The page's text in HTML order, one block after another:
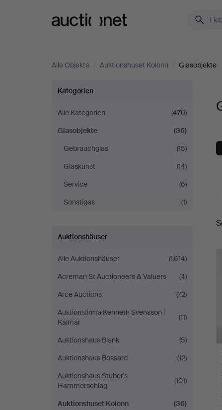
Alle Objekte / Auktionshuset Kolonn / Glasobjekte
Glasobjekte
bei
Auktionshuset
Kolonn
Kategorien
Alle Kategorien
(470)
Glasobjekte
(36)
Gebrauchglas
(15)
Glaskunst
(14)
Service
(6)
Sonstiges
(1)
Auktionshäuser
Alle Auktionshäuser
(1.614)
Acreman St Auctioneers & Valuers
(4)
Arce Auctions
(72)
Auktionsfirma Kenneth Svensson i
Kalmar
(11)
Auktionshaus Blank
(5)
Auktionshaus Bossard
(12)
Auktionshaus Stuber's
Hammerschlag
(101)
Auktionshuset Kolonn
(36)